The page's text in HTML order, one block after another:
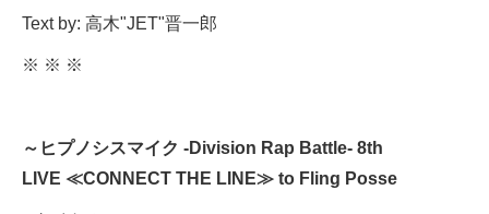
Text by: 高木"JET"晋一郎
※ ※ ※
～ヒプノシスマイク -Division Rap Battle- 8th
LIVE ≪CONNECT THE LINE≫ to Fling Posse